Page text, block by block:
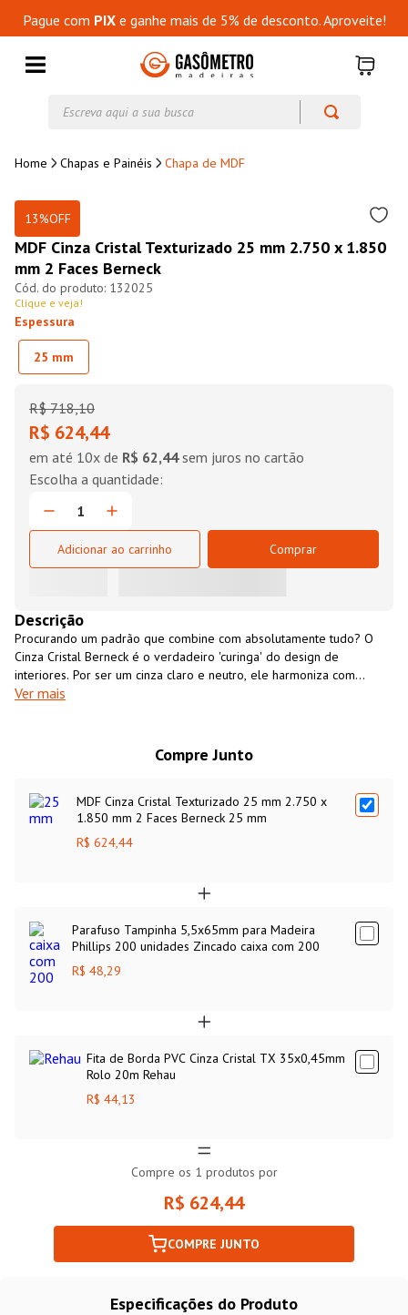
Pague com PIXe ganhe mais de 5% de desconto. Aproveite!
Chapas e Painéis Chapa de MDF
13%OFF
MDF Cinza Cristal Texturizado 25 mm 2.750 x 1.850
mm 2 Faces Berneck
132025
Clique e veja!
Espessura
25 mm
R$ 718,10
R$ 624,44
em até 10x de R$ 62,44sem juros no cartão
Adicionar ao carrinho Comprar
Descrição
Procurando um padrão que combine com absolutamente tudo? O
Cinza Cristal Berneck é o verdadeiro 'curinga' do design de
interiores. Por ser um cinza claro e neutro, ele harmoniza com
perfeição tanto com amadeirados intensos — como o Nogal
escritórios que buscam um visual limpo, atual e extremamente
Ver mais
Compre Junto
MDF Cinza Cristal Texturizado 25 mm 2.750 x
1.850 mm 2 Faces Berneck 25 mm
R$ 624,44
Parafuso Tampinha 5,5x65mm para Madeira
Phillips 200 unidades Zincado caixa com 200
R$ 48,29
Fita de Borda PVC Cinza Cristal TX 35x0,45mm
Rolo 20m Rehau
R$ 44,13
Compre os 1 produtos por
R$ 624,44
COMPRE JUNTO
Especificações do Produto